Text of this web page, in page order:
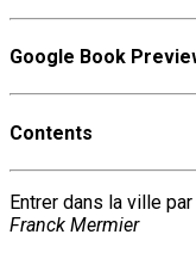
Google Book
Contents
Entrer dans la ville
Franck Mermier